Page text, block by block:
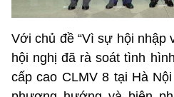
Với chủ đề “Vì sự hội nhập
hội nghị đã rà soát tình
cấp cao CLMV 8 tại Hà